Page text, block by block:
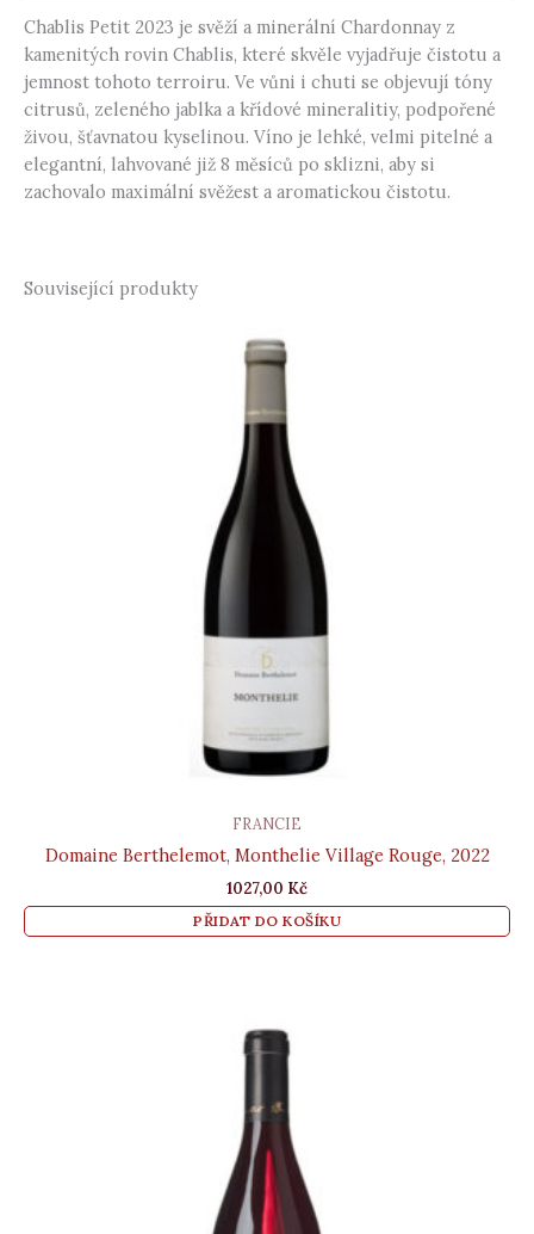
Chablis Petit 2023 je svěží a minerální Chardonnay z
kamenitých rovin Chablis, které skvěle vyjadřuje čistotu a
jemnost tohoto terroiru. Ve vůni i chuti se objevují tóny
citrusů, zeleného jablka a křídové mineralitiy, podpořené
živou, šťavnatou kyselinou. Víno je lehké, velmi pitelné a
elegantní, lahvované již 8 měsíců po sklizni, aby si
zachovalo maximální svěžest a aromatickou čistotu.
Související produkty
FRANCIE
Domaine Berthelemot, Monthelie Village Rouge, 2022
1027,00 Kč
PŘIDAT DO KOŠÍKU